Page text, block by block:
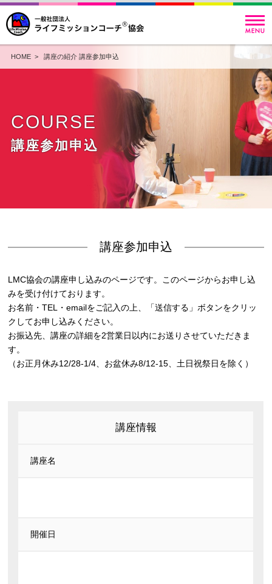
HOME> 講座の紹介 講座参加申込
COURSE
講座参加申込
講座参加申込
LMC協会の講座申し込みのページです。このページからお申し込
みを受け付けております。
お名前・TEL・emailをご記入の上、「送信する」ボタンをクリッ
クしてお申し込みください。
お振込先、講座の詳細を2営業日以内にお送りさせていただきま
す。
（お正月休み12/28-1/4、お盆休み8/12-15、土日祝祭日を除く）
講座情報
講座名
開催日